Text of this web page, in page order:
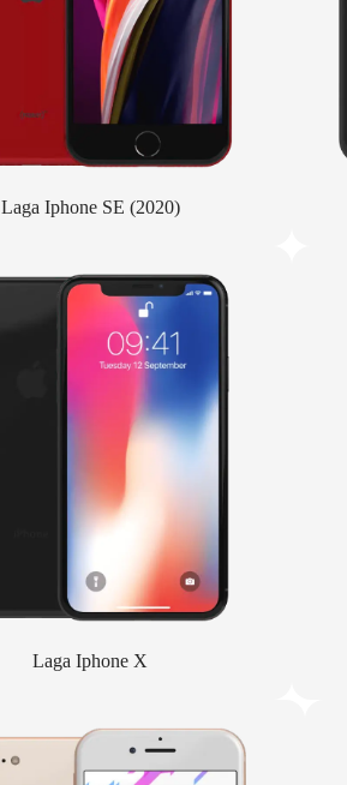
Laga Iphone SE (2020)
Laga Iphone X